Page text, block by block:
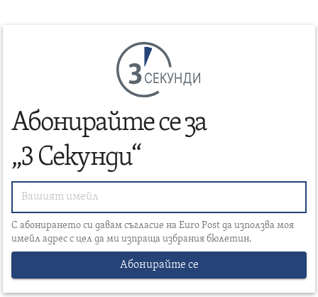
СЕКУНДИ
Абонирайте се за
„3 Секунди“
С абонирането си давам съгласие на Euro Post да използва моя
имейл адрес с цел да ми изпраща избрания бюлетин.
Абонирайте се